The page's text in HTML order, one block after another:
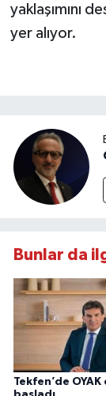
yaklaşımını
yer alıyor.
Bunlar da
Tekfen’de